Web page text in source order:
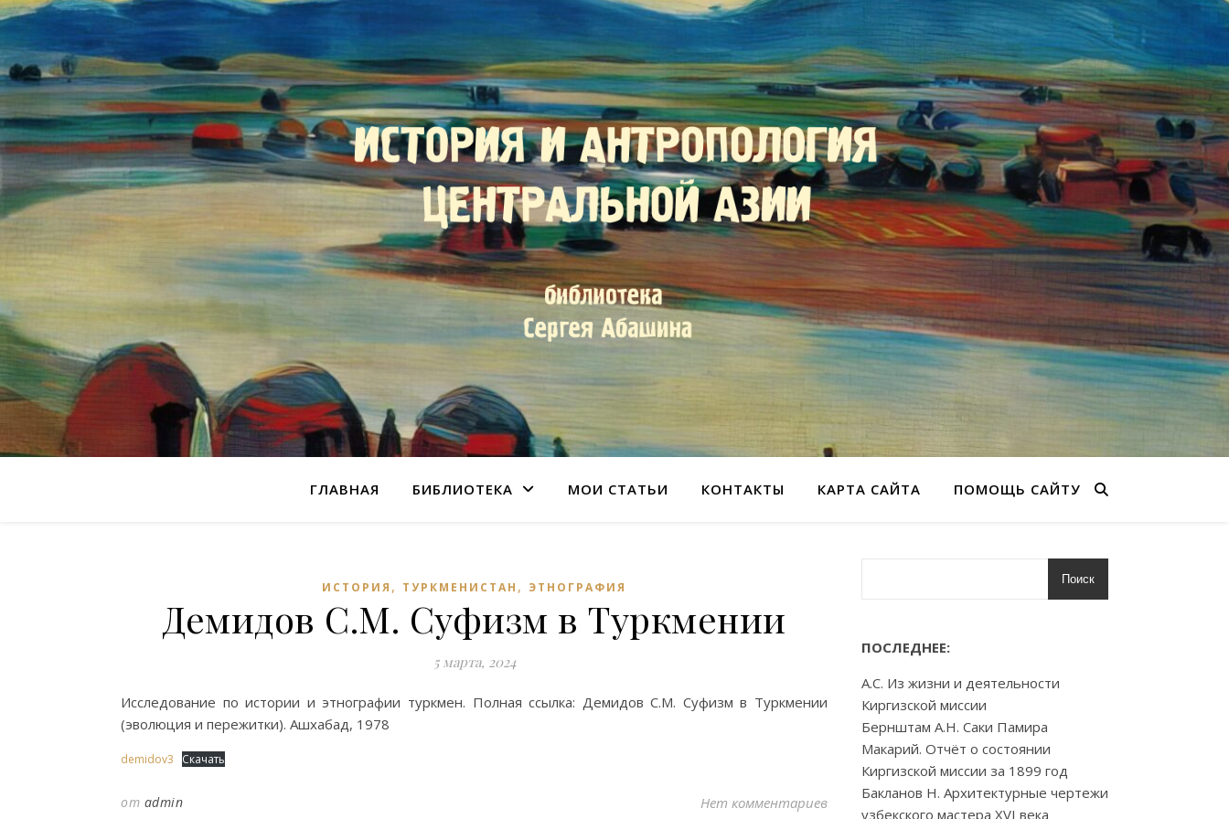
ГЛАВНАЯ БИБЛИОТЕКА МОИ СТАТЬИ КОНТАКТЫ КАРТА САЙТА ПОМОЩЬ САЙТУ
ИСТОРИЯ , ТУРКМЕНИСТАН , ЭТНОГРАФИЯ
Демидов С.М. Суфизм в Туркмении
5 марта, 2024
Исследование по истории и этнографии туркмен. Полная ссылка: Демидов С.М. Суфизм в Туркмении
(эволюция и пережитки). Ашхабад, 1978
demidov3 Скачать
от admin Нет комментариев
Поиск
ПОСЛЕДНЕЕ:
А.С. Из жизни и деятельности
Киргизской миссии
Бернштам А.Н. Саки Памира
Макарий. Отчёт о состоянии
Киргизской миссии за 1899 год
Бакланов Н. Архитектурные чертежи
узбекского мастера XVI века